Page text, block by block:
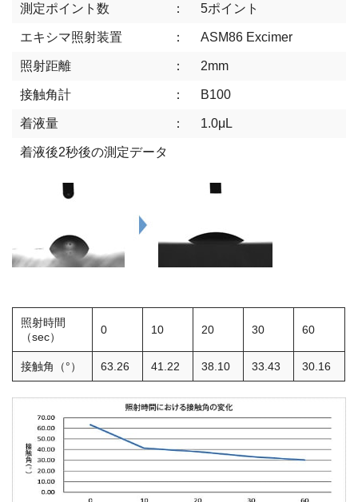
測定ポイント数 ： 5ポイント
エキシマ照射装置 ： ASM86 Excimer
照射距離 ： 2mm
接触角計 ： B100
着液量 ： 1.0μL
着液後2秒後の測定データ
照射時間
（sec）
0 10 20 30 60
接触角（°） 63.26 41.22 38.10 33.43 30.16